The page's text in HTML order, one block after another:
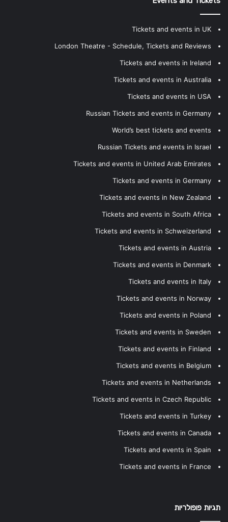
Tickets and events in UK
London Theatre - Schedule, Tickets and Reviews
Tickets and events in Ireland
Tickets and events in Australia
Tickets and events in USA
Russian Tickets and events in Germany
World’s best tickets and events
Russian Tickets and events in Israel
Tickets and events in United Arab Emirates
Tickets and events in Germany
Tickets and events in New Zealand
Tickets and events in South Africa
Tickets and events in Schweizerland
Tickets and events in Austria
Tickets and events in Denmark
Tickets and events in Italy
Tickets and events in Norway
Tickets and events in Poland
Tickets and events in Sweden
Tickets and events in Finland
Tickets and events in Belgium
Tickets and events in Netherlands
Tickets and events in Czech Republic
Tickets and events in Turkey
Tickets and events in Canada
Tickets and events in Spain
Tickets and events in France
תגיות פופולריות